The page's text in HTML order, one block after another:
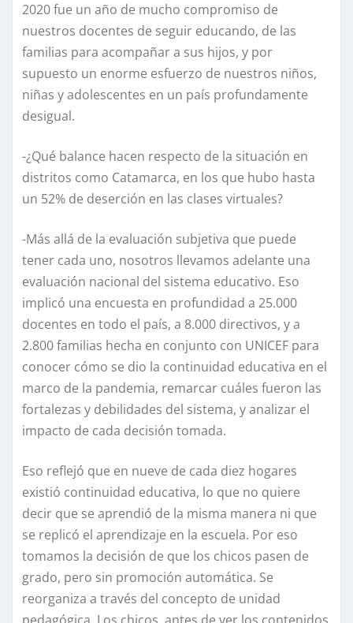
2020 fue un año de mucho compromiso de
nuestros docentes de seguir educando, de las
familias para acompañar a sus hijos, y por
supuesto un enorme esfuerzo de nuestros niños,
niñas y adolescentes en un país profundamente
desigual.
-¿Qué balance hacen respecto de la situación en
distritos como Catamarca, en los que hubo hasta
un 52% de deserción en las clases virtuales?
-Más allá de la evaluación subjetiva que puede
tener cada uno, nosotros llevamos adelante una
evaluación nacional del sistema educativo. Eso
implicó una encuesta en profundidad a 25.000
docentes en todo el país, a 8.000 directivos, y a
2.800 familias hecha en conjunto con UNICEF para
conocer cómo se dio la continuidad educativa en el
marco de la pandemia, remarcar cuáles fueron las
fortalezas y debilidades del sistema, y analizar el
impacto de cada decisión tomada.
Eso reflejó que en nueve de cada diez hogares
existió continuidad educativa, lo que no quiere
decir que se aprendió de la misma manera ni que
se replicó el aprendizaje en la escuela. Por eso
tomamos la decisión de que los chicos pasen de
grado, pero sin promoción automática. Se
reorganiza a través del concepto de unidad